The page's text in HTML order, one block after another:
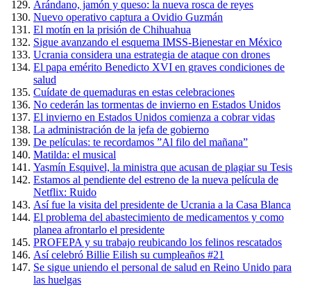
Arándano, jamón y queso: la nueva rosca de reyes
Nuevo operativo captura a Ovidio Guzmán
El motín en la prisión de Chihuahua
Sigue avanzando el esquema IMSS-Bienestar en México
Ucrania considera una estrategia de ataque con drones
El papa emérito Benedicto XVI en graves condiciones de
salud
Cuídate de quemaduras en estas celebraciones
No cederán las tormentas de invierno en Estados Unidos
El invierno en Estados Unidos comienza a cobrar vidas
La administración de la jefa de gobierno
De películas: te recordamos ”Al filo del mañana”
Matilda: el musical
Yasmín Esquivel, la ministra que acusan de plagiar su Tesis
Estamos al pendiente del estreno de la nueva película de
Netflix: Ruido
Así fue la visita del presidente de Ucrania a la Casa Blanca
El problema del abastecimiento de medicamentos y como
planea afrontarlo el presidente
PROFEPA y su trabajo reubicando los felinos rescatados
Así celebró Billie Eilish su cumpleaños #21
Se sigue uniendo el personal de salud en Reino Unido para
las huelgas